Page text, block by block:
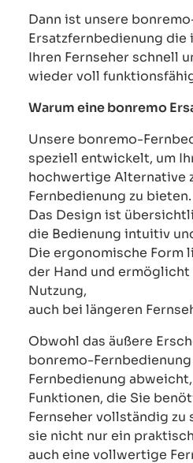
Dann ist unsere
Ersatzfernbedienung die
Ihren Fernseher schnell
wieder voll
Warum eine bonremo
Unsere bonremo-
speziell entwickelt, um
hochwertige Alternative
Fernbedienung zu bieten.
Das Design ist
die Bedienung intuitiv
Die ergonomische Form
der Hand und
Nutzung,
auch bei längeren
Obwohl das äußere
bonremo-
Fernbedienung
Funktionen, die Sie
Fernseher vollständig zu
sie nicht nur ein
auch eine vollwertige